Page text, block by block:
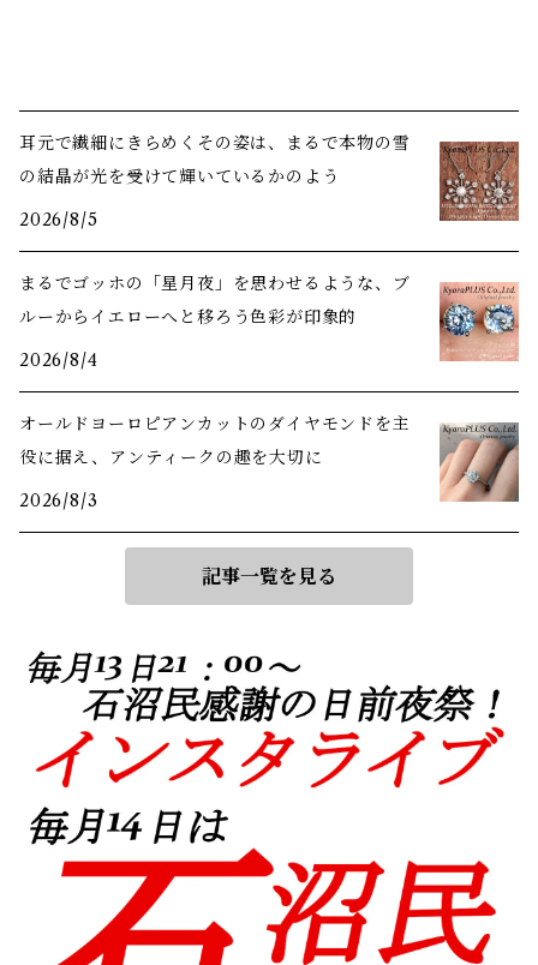
耳元で繊細にきらめくその姿は、まるで本物の雪
の結晶が光を受けて輝いているかのよう
2026/8/5
まるでゴッホの「星月夜」を思わせるような、ブ
ルーからイエローへと移ろう色彩が印象的
2026/8/4
オールドヨーロピアンカットのダイヤモンドを主
役に据え、アンティークの趣を大切に
2026/8/3
記事一覧を見る